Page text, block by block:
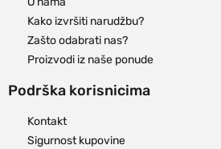
Kako izvršiti narudžbu?
Zašto odabrati nas?
Proizvodi iz naše ponude
Podrška korisnicima
Kontakt
Sigurnost kupovine